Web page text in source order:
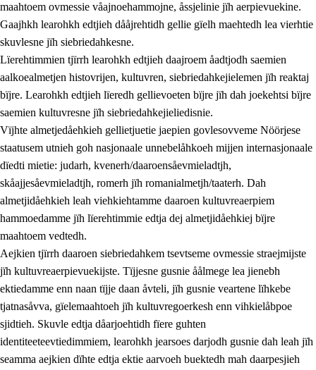
maahtoem ovmessie våajnoehammojne, åssjelinie jïh aerpievuekine.
Gaajhkh learohkh edtjieh dååjrehtidh gellie gïelh maehtedh lea vierhtie
skuvlesne jïh siebriedahkesne.
Lïerehtimmien tjïrrh learohkh edtjieh daajroem åadtjodh saemien
aalkoealmetjen histovrijen, kultuvren, siebriedahkejielemen jïh reaktaj
bïjre. Learohkh edtjieh lïeredh gellievoeten bïjre jïh dah joekehtsi bïjre
saemien kultuvresne jïh siebriedahkejieliedisnie.
Vïjhte almetjedåehkieh gellietjuetie jaepien govlesovveme Nöörjese
staatusem utnieh goh nasjonaale unnebelåhkoeh mijjen internasjonaale
dïedti mietie: judarh, kvenerh/daaroensåevmieladtjh,
skåajjesåevmieladtjh, romerh jïh romanialmetjh/taaterh. Dah
almetjidåehkieh leah viehkiehtamme daaroen kultuvreaerpiem
hammoedamme jïh lïerehtimmie edtja dej almetjidåehkiej bïjre
maahtoem vedtedh.
Aejkien tjïrrh daaroen siebriedahkem tsevtseme ovmessie straejmijste
jïh kultuvreaerpievuekijste. Tïjjesne gusnie åålmege lea jienebh
ektiedamme enn naan tïjje daan åvteli, jïh gusnie veartene lïhkebe
tjatnasåvva, gïelemaahtoeh jïh kultuvregoerkesh enn vihkielåbpoe
sjidtieh. Skuvle edtja dåarjoehtidh fïere guhten
identiteeteevtiedimmiem, learohkh jearsoes darjodh gusnie dah leah jïh
seamma aejkien dïhte edtja ektie aarvoeh buektedh mah daarpesjieh